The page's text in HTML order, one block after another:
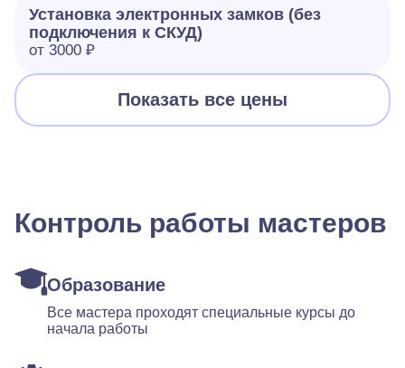
Установка электронных замков (без
подключения к СКУД)
от 3000 ₽
Показать все цены
Контроль работы мастеров
Образование
Все мастера проходят специальные курсы до
начала работы